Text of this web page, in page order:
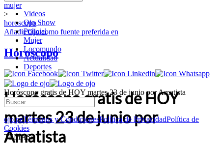
Videos
Ojo Show
Policial
Mujer
Locomundo
Actualidad
Deportes
Horóscopo gratis de HOY martes 23 de junio por Amatista
ojo.peTérminos y CondicionesPolítica de PrivacidadPolítica de
Cookies
TEMAS:
mujer
>
horoscopo
AñadirOjocomo fuente preferida en
Horoscopo
Horóscopo gratis de HOY
martes 23 de junio por
Amatista